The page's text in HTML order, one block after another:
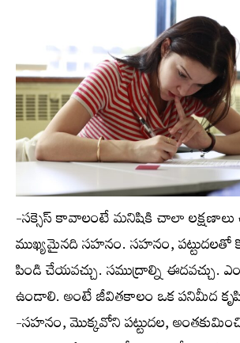
-సక్సెస్ కావాలంటే మనిషికి చాలా
ముఖ్యమైనది సహనం. సహనం, పట్టుదలతో
పిండి చేయవచ్చు. సముద్రాల్ని ఈదవచ్చు.
ఉండాలి. అంటే జీవితకాలం ఒక పనిమీద
-సహనం, మొక్కవోని పట్టుదల,